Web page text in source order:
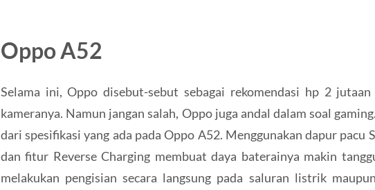
Oppo A52
Selama ini, Oppo disebut-sebut sebagai rekomendasi hp 2
kameranya. Namun jangan salah, Oppo juga andal dalam soal
dari spesifikasi yang ada pada Oppo A52. Menggunakan dapur pacu
dan fitur Reverse Charging membuat daya baterainya makin
melakukan pengisian secara langsung pada saluran listrik